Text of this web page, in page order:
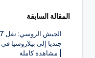
تصفّح
المقالات
المقالة السابقة
جنديا إلى بيلاروسيا
| مشاهدة كاملة